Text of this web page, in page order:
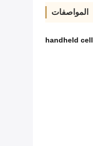
المواصفات
handheld